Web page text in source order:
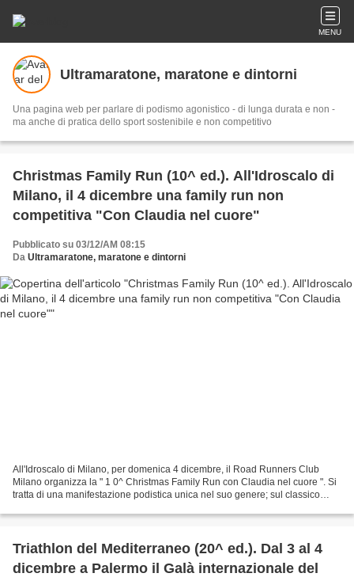
MENU
Ultramaratone, maratone e dintorni
Una pagina web per parlare di podismo agonistico - di lunga durata e non -
ma anche di pratica dello sport sostenibile e non competitivo
Christmas Family Run (10^ ed.). All'Idroscalo di
Milano, il 4 dicembre una family run non
competitiva "Con Claudia nel cuore"
Pubblicato su 03/12/AM 08:15
Da Ultramaratone, maratone e dintorni
All'Idroscalo di Milano, per domenica 4 dicembre, il Road Runners Club
Milano organizza la " 1 0^ Christmas Family Run con Claudia nel cuore ". Si
tratta di una manifestazione podistica unica nel suo genere; sul classico
Triathlon del Mediterraneo (20^ ed.). Dal 3 al 4
dicembre a Palermo il Galà internazionale del